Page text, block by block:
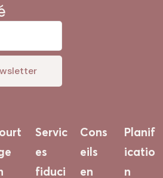
Servic
es
fiduci
Cons
eils
en
Planif
icatio
n